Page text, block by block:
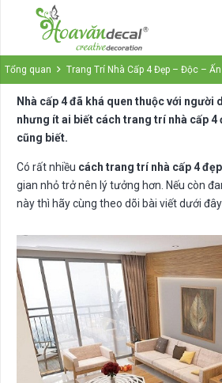
Tổng quan Trang Trí Nhà Cấp 4 Đẹp – Độc –
Nhà cấp 4 đã khá quen thuộc với người
nhưng ít ai biết cách trang trí nhà cấp 4
cũng biết.
Có rất nhiều cách trang trí nhà cấp 4 đẹp
gian nhỏ trở nên lý tưởng hơn. Nếu còn
này thì hãy cùng theo dõi bài viết dưới